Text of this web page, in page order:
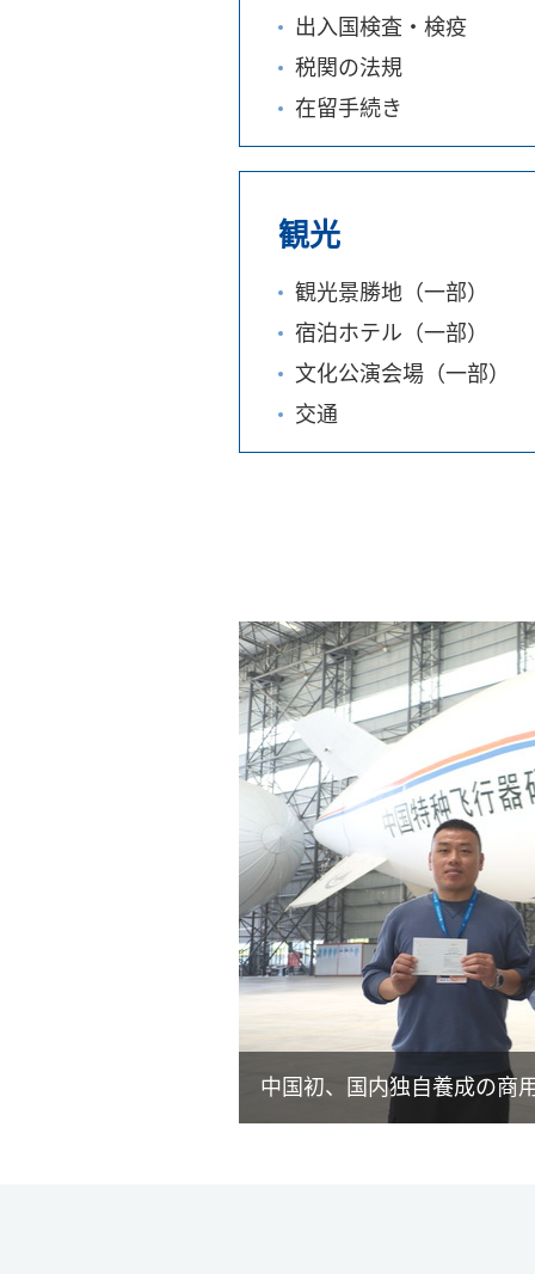
出入国検査・検疫
税関の法規
在留手続き
観光
観光景勝地（一部）
宿泊ホテル（一部）
文化公演会場（一部）
交通
中国初、国内独自養成の商